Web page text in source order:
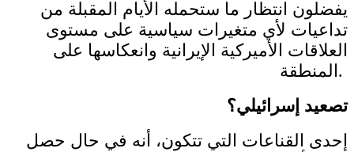
يفضلون انتظار ما ستحمله الأيام المقبلة من
تداعيات لأي متغيرات سياسية على مستوى
العلاقات الأميركية الإيرانية وانعكاسها على
المنطقة.
تصعيد إسرائيلي؟
إحدى القناعات التي تتكون، أنه في حال حصل